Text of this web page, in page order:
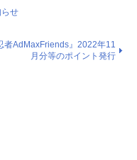
せ
者AdMaxFriends』2022年11
月分等のポイント発行